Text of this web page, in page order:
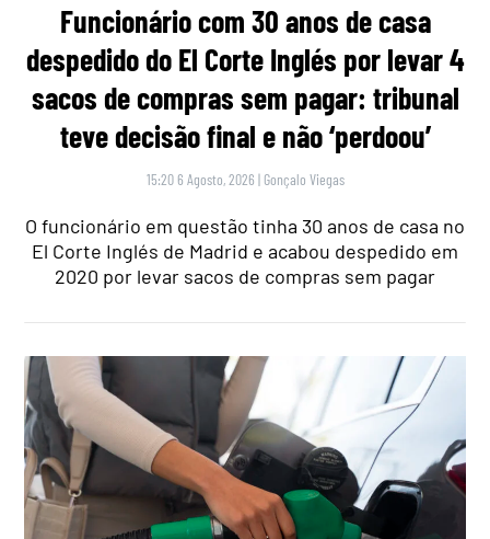
Funcionário com 30 anos de casa
despedido do El Corte Inglés por levar 4
sacos de compras sem pagar: tribunal
teve decisão final e não ‘perdoou’
15:20 6 Agosto, 2026 | Gonçalo Viegas
O funcionário em questão tinha 30 anos de casa no
El Corte Inglés de Madrid e acabou despedido em
2020 por levar sacos de compras sem pagar